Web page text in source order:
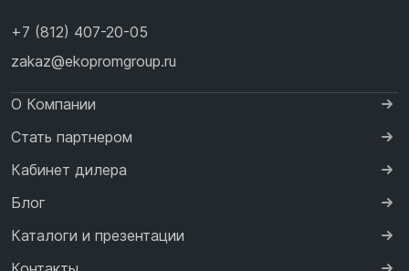
+7 (812) 407-20-05
zakaz@ekopromgroup.ru
О Компании
Стать партнером
Кабинет дилера
Блог
Каталоги и презентации